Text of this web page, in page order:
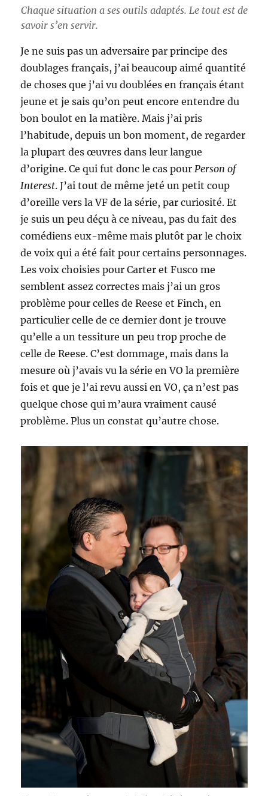
Chaque situation a ses outils adaptés. Le tout est de
savoir s’en servir.
Je ne suis pas un adversaire par principe des
doublages français, j’ai beaucoup aimé quantité
de choses que j’ai vu doublées en français étant
jeune et je sais qu’on peut encore entendre du
bon boulot en la matière. Mais j’ai pris
l’habitude, depuis un bon moment, de regarder
la plupart des œuvres dans leur langue
d’origine. Ce qui fut donc le cas pour Person of
Interest. J’ai tout de même jeté un petit coup
d’oreille vers la VF de la série, par curiosité. Et
je suis un peu déçu à ce niveau, pas du fait des
comédiens eux-même mais plutôt par le choix
de voix qui a été fait pour certains personnages.
Les voix choisies pour Carter et Fusco me
semblent assez correctes mais j’ai un gros
problème pour celles de Reese et Finch, en
particulier celle de ce dernier dont je trouve
qu’elle a un tessiture un peu trop proche de
celle de Reese. C’est dommage, mais dans la
mesure où j’avais vu la série en VO la première
fois et que je l’ai revu aussi en VO, ça n’est pas
quelque chose qui m’aura vraiment causé
problème. Plus un constat qu’autre chose.